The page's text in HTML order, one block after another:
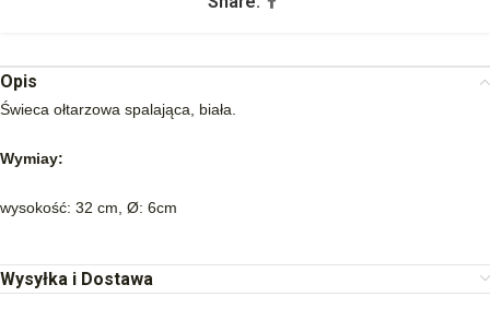
Opis
Świeca ołtarzowa spalająca, biała.
Wymiay:
wysokość: 32 cm, Ø: 6cm
Wysyłka i Dostawa